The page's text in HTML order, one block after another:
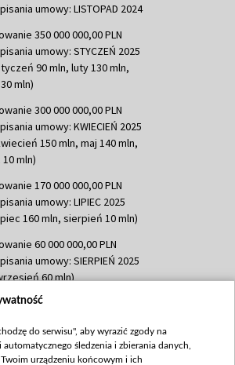
umowy: LISTOPAD 2024
350 000 000,00 PLN
umowy: STYCZEŃ 2025
90 mln, luty 130 mln,
mln)
300 000 000,00 PLN
umowy: KWIECIEŃ 2025
150 mln, maj 140 mln,
mln)
170 000 000,00 PLN
umowy: LIPIEC 2025
160 mln, sierpień 10 mln)
60 000 000,00 PLN
umowy: SIERPIEŃ 2025
60 mln)
635 783 051,21 PLN
100 mln, październik 350
265 mln)
do serwisu", aby wyrazić zgody na
śledzenia i zbierania danych,
urządzeniu końcowym i ich